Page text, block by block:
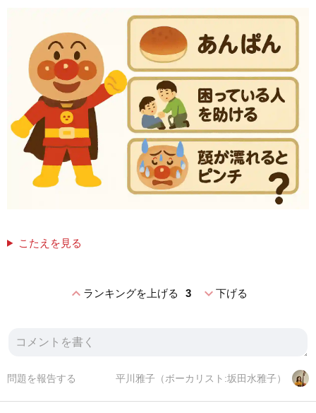
こたえを見る
expand_lessランキングを上げる 3 expand_more下げる
平川雅子（ボーカリスト:坂田水雅子）
問題を報告する